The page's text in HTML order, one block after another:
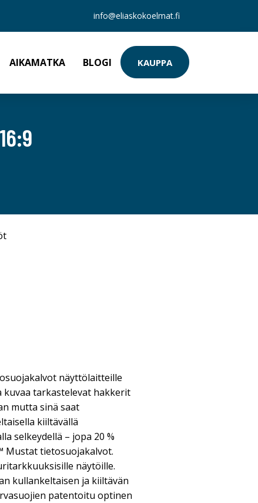
info@eliaskokoelmat.fi
AIKAMATKA BLOGI KAUPPA
näyttölaitteille
kuvaa tarkastelevat hakkerit
mutta sinä saat
kiiltävällä
selkeydellä – jopa 20 %
Mustat tietosuojakalvot.
näytöille.
kullankeltaisen ja kiiltävän
patentoitu optinen